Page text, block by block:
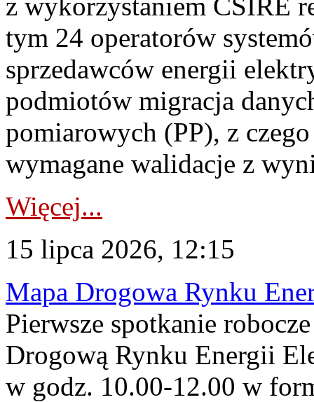
tym 24 operatorów
sprzedawców energii
podmiotów migracja
pomiarowych (PP), z
wymagane walidacje z
Więcej...
15 lipca 2026, 12:15
Mapa Drogowa Rynku
Pierwsze spotkanie
Drogową Rynku Energii
w godz. 10.00-12.00 w